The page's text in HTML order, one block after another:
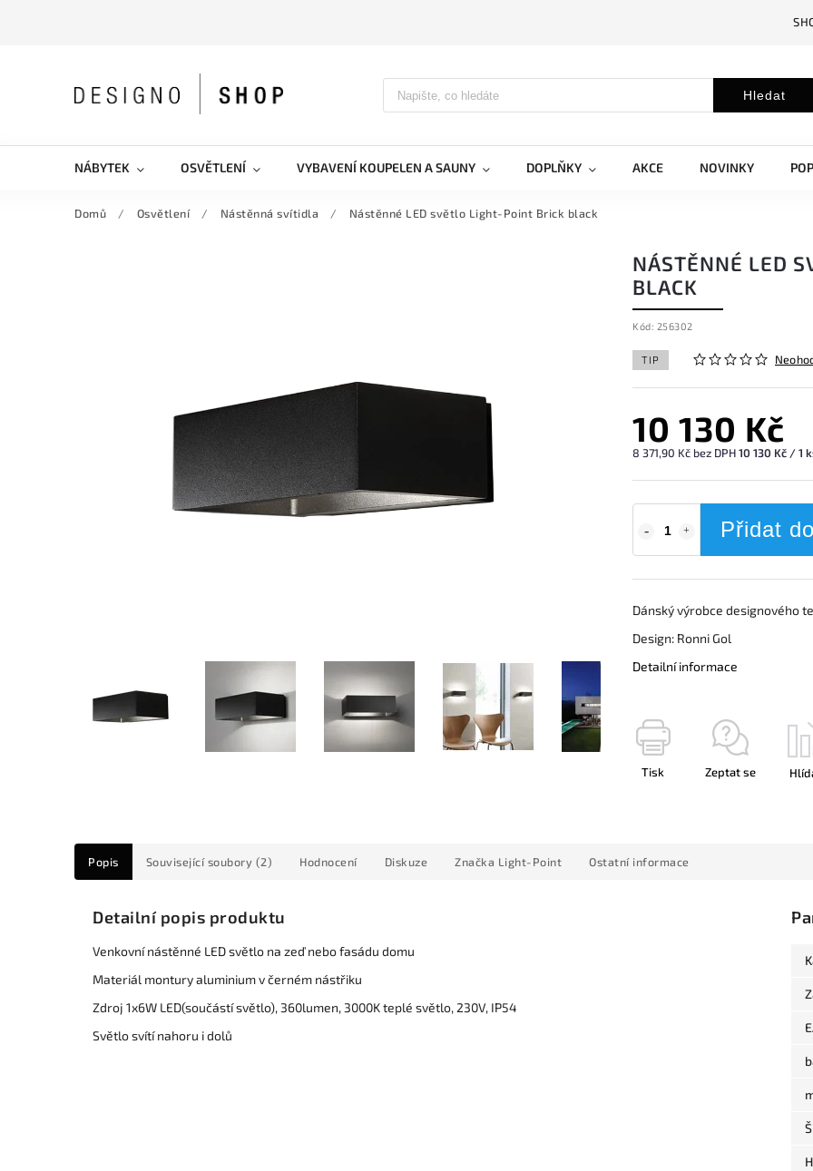
Hledat
NÁBYTEK OSVĚTLENÍ VYBAVENÍ KOUPELEN A SAUNY DOPLŇKY AKCE NOVINKY
Domů / Osvětlení / Nástěnná svítidla / Nástěnné LED světlo Light-Point Brick black
NÁSTĚNNÉ LED
BLACK
Kód: 256302
TIP
10 130 Kč
8 371,90 Kč bez DPH10 130 Kč / 1
Přidat
Dánský výrobce designového
Design: Ronni Gol
Detailní informace
Tisk Zeptat se
Popis Související soubory (2) Hodnocení Diskuze Značka Light-Point Ostatní informace
Detailní popis produktu
Venkovní nástěnné LED světlo na zeď nebo fasádu domu
Materiál montury aluminium v černém nástřiku
Zdroj 1x6W LED(součástí světlo), 360lumen, 3000K teplé světlo, 230V, IP54
Světlo svítí nahoru i dolů